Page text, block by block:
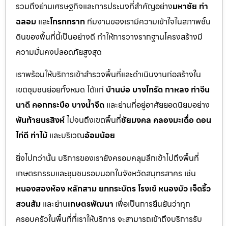
รวมถึงย่านเศรษฐกิจและการประมงที่สำคัญอย่างมหาชัย ท่า
ฉลอม และโกรกกราก ทีมงานของเรามีความเข้าใจในสภาพชั้น
ดินของพื้นที่นี้เป็นอย่างดี ทำให้การวางรากฐานโครงสร้างมี
ความมั่นคงปลอดภัยสูงสุด
เราพร้อมให้บริการเข้าสำรวจพื้นที่และดำเนินงานก่อสร้างใน
เขตชุมชนย่อยทั้งหมด ได้แก่ บ้านบ่อ บางโทรัด กาหลง ท่าจีน
นาดี คอกกระบือ บางน้ำจืด และย่านที่อยู่อาศัยยอดนิยมอย่าง
พันท้ายนรสิงห์ไปจนถึงเขตพื้นที่ชัยมงคล คลองมะเดื่อ ดอน
ไก่ดี ท่าไม้ และบริเวณอ้อมน้อย
ยิ่งไปกว่านั้น บริการของเรายังครอบคลุมลึกเข้าไปถึงพื้นที่
เกษตรกรรมและชุมชนรอบนอกในจังหวัดสมุทรสาคร เช่น
หนองสองห้อง หลักสาม ยกกระบัตร โรงเข้ หนองบัว เจ็ดริ้ว
สวนส้ม และย่านเกษตรพัฒนา เพื่อเป็นการยืนยันว่าทุก
ครอบครัวในพื้นที่ที่เราให้บริการ จะสามารถเข้าถึงบริการรับ